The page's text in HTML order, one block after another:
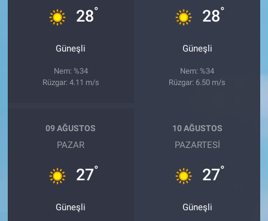
28°
Güneşli
Nem: %34
Rüzgar: 4.11 m/s
28°
Güneşli
Nem: %34
Rüzgar: 6.50 m/s
09 AĞUSTOS
PAZAR
27°
Güneşli
10 AĞUSTOS
PAZARTESI
27°
Güneşli